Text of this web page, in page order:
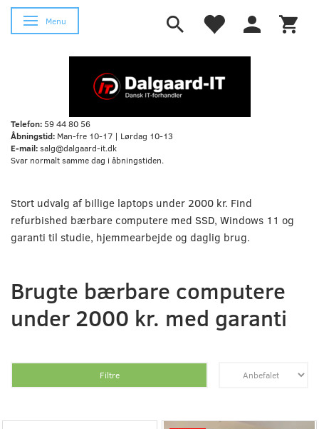
Skifte navigation
Menu
Telefon:59 44 80 56
Åbningstid: Man-fre 10-17 | Lørdag 10-13
E-mail:salg@dalgaard-it.dk
Svar normalt samme dag i åbningstiden.
Stort udvalg af billige laptops under 2000 kr. Find
refurbished bærbare computere med SSD, Windows 11 og
garanti til studie, hjemmearbejde og daglig brug.
Brugte bærbare computere
under 2000 kr. med garanti
Filtre